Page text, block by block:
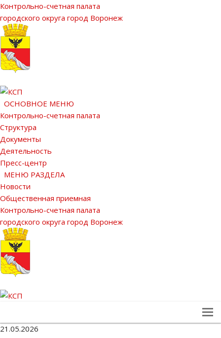
Контрольно-счетная палата
городского округа город Воронеж
ОСНОВНОЕ МЕНЮ
Контрольно-счетная палата
Структура
Документы
Деятельность
Пресс-центр
МЕНЮ РАЗДЕЛА
Новости
Общественная приемная
Контрольно-счетная палата
городского округа город Воронеж
21.05.2026